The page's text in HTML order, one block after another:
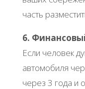
часть
6.
Если человек
автомобиля
через 3 года и